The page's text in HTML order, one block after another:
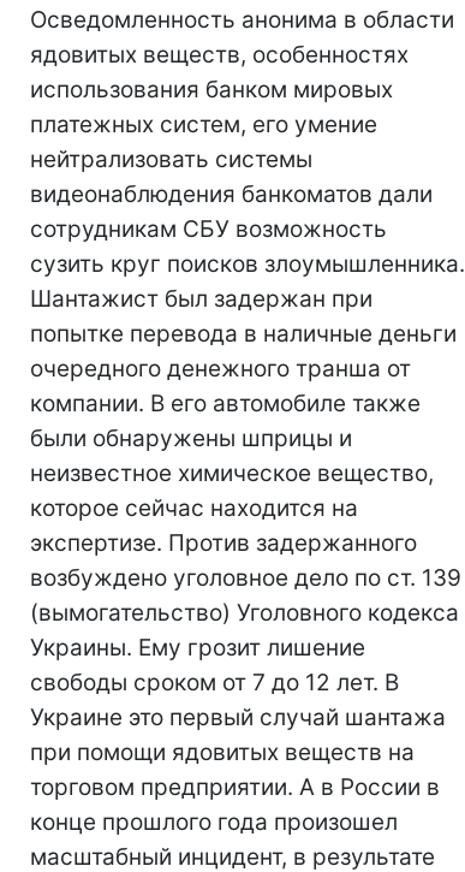
Осведомленность анонима в области
ядовитых веществ, особенностях
использования банком мировых
платежных систем, его умение
нейтрализовать системы
видеонаблюдения банкоматов дали
сотрудникам СБУ возможность
сузить круг поисков злоумышленника.
Шантажист был задержан при
попытке перевода в наличные деньги
очередного денежного транша от
компании. В его автомобиле также
были обнаружены шприцы и
неизвестное химическое вещество,
которое сейчас находится на
экспертизе. Против задержанного
возбуждено уголовное дело по ст. 139
(вымогательство) Уголовного кодекса
Украины. Ему грозит лишение
свободы сроком от 7 до 12 лет. В
Украине это первый случай шантажа
при помощи ядовитых веществ на
торговом предприятии. А в России в
конце прошлого года произошел
масштабный инцидент, в результате